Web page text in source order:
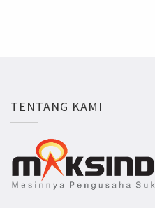
TENTANG KAMI